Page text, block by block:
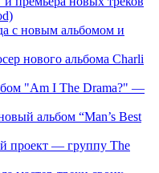
с новым альбомом и
нового альбома Charli
"Am I The Drama?" —
альбом “Man’s Best
проект — группу The